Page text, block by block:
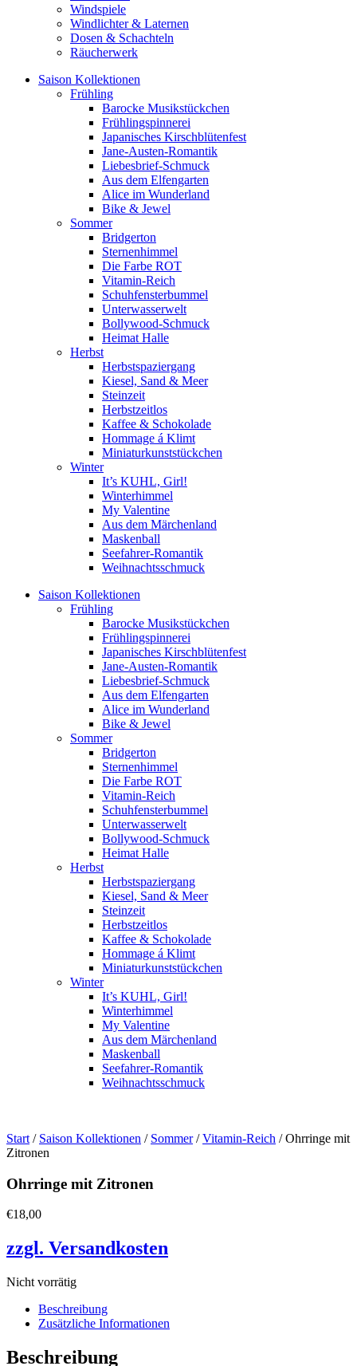
Windspiele
Windlichter & Laternen
Dosen & Schachteln
Räucherwerk
Saison Kollektionen
Frühling
Barocke Musikstückchen
Frühlingspinnerei
Japanisches Kirschblütenfest
Jane-Austen-Romantik
Liebesbrief-Schmuck
Aus dem Elfengarten
Alice im Wunderland
Bike & Jewel
Sommer
Bridgerton
Sternenhimmel
Die Farbe ROT
Vitamin-Reich
Schuhfensterbummel
Unterwasserwelt
Bollywood-Schmuck
Heimat Halle
Herbst
Herbstspaziergang
Kiesel, Sand & Meer
Steinzeit
Herbstzeitlos
Kaffee & Schokolade
Hommage á Klimt
Miniaturkunststückchen
Winter
It’s KUHL, Girl!
Winterhimmel
My Valentine
Aus dem Märchenland
Maskenball
Seefahrer-Romantik
Weihnachtsschmuck
Saison Kollektionen
Frühling
Barocke Musikstückchen
Frühlingspinnerei
Japanisches Kirschblütenfest
Jane-Austen-Romantik
Liebesbrief-Schmuck
Aus dem Elfengarten
Alice im Wunderland
Bike & Jewel
Sommer
Bridgerton
Sternenhimmel
Die Farbe ROT
Vitamin-Reich
Schuhfensterbummel
Unterwasserwelt
Bollywood-Schmuck
Heimat Halle
Herbst
Herbstspaziergang
Kiesel, Sand & Meer
Steinzeit
Herbstzeitlos
Kaffee & Schokolade
Hommage á Klimt
Miniaturkunststückchen
Winter
It’s KUHL, Girl!
Winterhimmel
My Valentine
Aus dem Märchenland
Maskenball
Seefahrer-Romantik
Weihnachtsschmuck
Start / Saison Kollektionen / Sommer/Vitamin-Reich / Ohrringe mit
Zitronen
Ohrringe mit Zitronen
€18,00
zzgl. Versandkosten
Nicht vorrätig
Beschreibung
Zusätzliche Informationen
Beschreibung